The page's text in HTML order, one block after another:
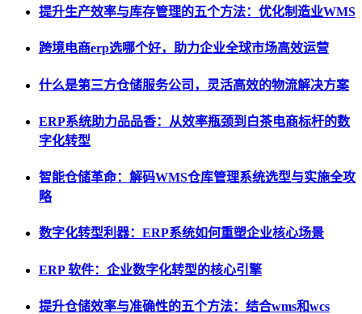
提升生产效率与库存管理的五个方法：优化制造业WMS
跨境电商erp选哪个好，助力企业全球市场高效运营
什么是第三方仓储服务公司，灵活高效的物流解决方案
ERP系统助力品品香：从效率瓶颈到白茶电商标杆的数
字化转型
智能仓储革命：解码WMS仓库管理系统选型与实施全攻
略
数字化转型利器：ERP系统如何重塑企业核心场景
ERP 软件：企业数字化转型的核心引擎
提升仓储效率与准确性的五个方法：结合wms和wcs